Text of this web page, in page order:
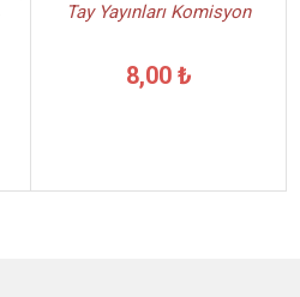
Tay Yayınları Komisyon
8,00 ₺